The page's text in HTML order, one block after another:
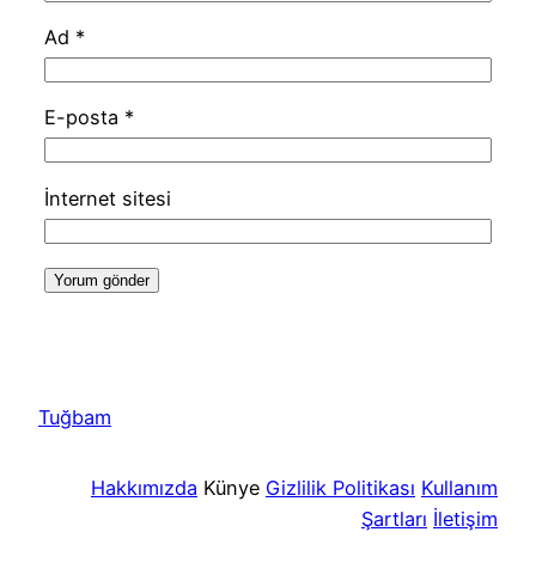
Ad *
E-posta *
İnternet sitesi
Tuğbam
Hakkımızda Künye Gizlilik Politikası Kullanım
Şartları İletişim